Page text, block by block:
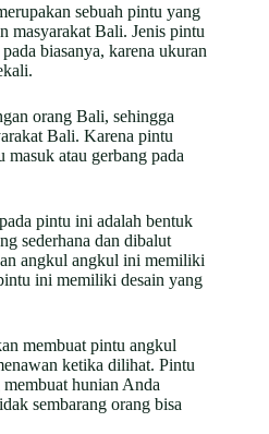
sebuah pintu yang
masyarakat Bali. Jenis pintu
biasanya, karena ukuran
orang Bali, sehingga
Bali. Karena pintu
masuk atau gerbang pada
pintu ini adalah bentuk
sederhana dan dibalut
angkul angkul ini memiliki
ini memiliki desain yang
membuat pintu angkul
ketika dilihat. Pintu
hunian Anda
sembarang orang bisa